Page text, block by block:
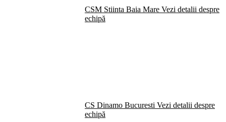
CSM Stiinta Baia Mare Vezi detalii despre
echipă
CS Dinamo Bucuresti Vezi detalii despre
echipă